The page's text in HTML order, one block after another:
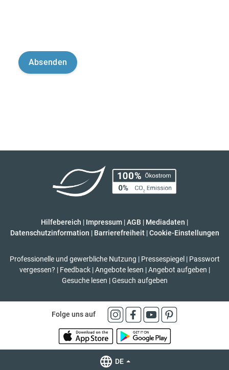
Hilfebereich | Impressum |AGB | Mediadaten |
Datenschutzinformation | Barrierefreiheit | Cookie-Einstellungen
Professionelle und gewerbliche Nutzung | Pressespiegel | Passwort
vergessen? | Feedback | Angebote lesen | Angebot aufgeben |
Gesuche lesen | Gesuch aufgeben
Folge uns auf
DE